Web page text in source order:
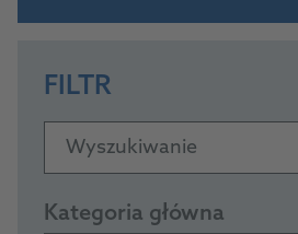
FILTR
Wyszukiwanie
Kategoria główna